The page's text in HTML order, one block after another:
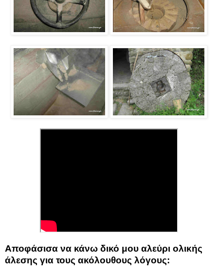
Αποφάσισα να κάνω δικό μου αλεύρι ολικής
άλεσης για τους ακόλουθους λόγους: